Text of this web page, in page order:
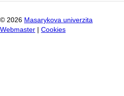
© 2026 Masarykova univerzita
Webmaster
Cookies